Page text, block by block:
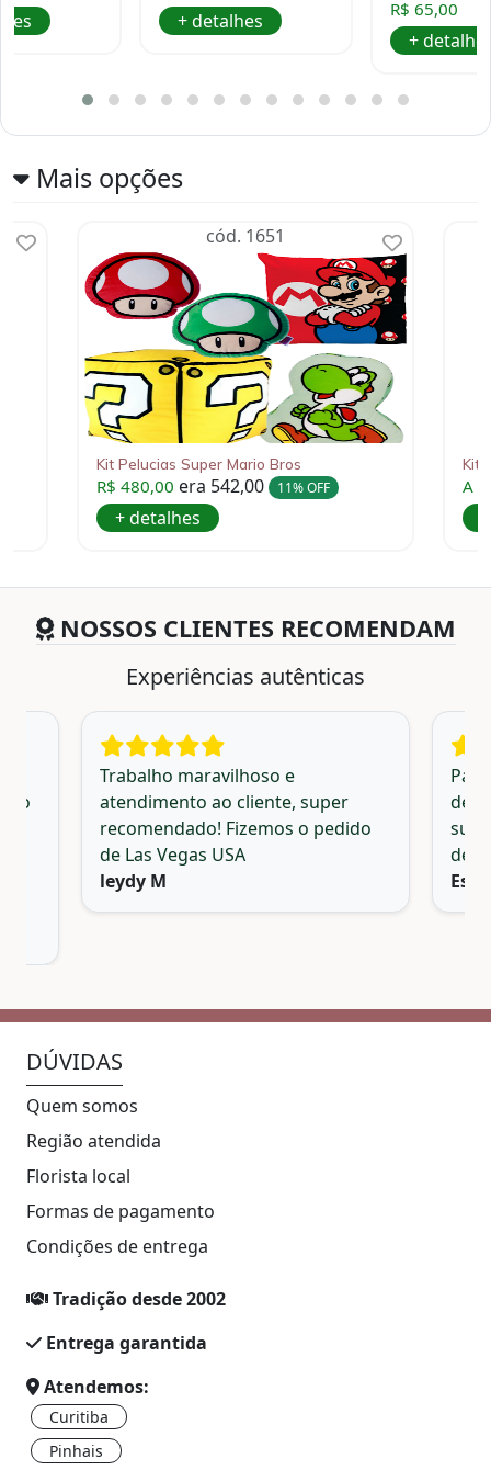
+ detalhes R$ 65,00
+
Mais opções
cód. 1651
Kit Pelucias Super Mario Bros
R$ 480,00 era 542,00 11% OFF
+ detalhes
Kit
A
NOSSOS CLIENTES RECOMENDAM
Experiências autênticas
Trabalho maravilhoso e
atendimento ao cliente, super
recomendado! Fizemos o pedido
de Las Vegas USA
leydy M
de
de
DÚVIDAS
Quem somos
Região atendida
Florista local
Formas de pagamento
Condições de entrega
Tradição desde 2002
Entrega garantida
Atendemos:
Curitiba
Pinhais